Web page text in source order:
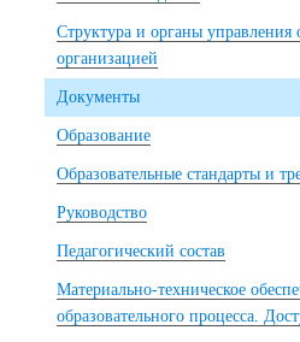
Структура и органы управления
организацией
Документы
Образование
Образовательные стандарты и
Руководство
Педагогический состав
Материально-техническое
образовательного процесса.